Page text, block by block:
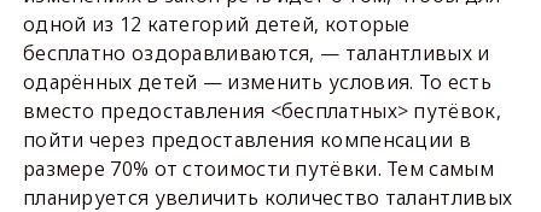
одной из 12 категорий детей, которые
бесплатно оздоравливаются, — талантливых и
одарённых детей — изменить условия. То есть
вместо предоставления <бесплатных> путёвок,
пойти через предоставления компенсации в
размере 70% от стоимости путёвки. Тем самым
планируется увеличить количество талантливых